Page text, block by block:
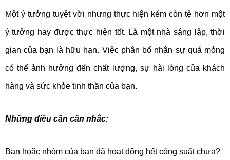
Một ý tưởng tuyệt vời nhưng thực hiện kém còn tệ hơn một
ý tưởng hay được thực hiện tốt. Là một nhà sáng lập, thời
gian của bạn là hữu hạn. Việc phân bổ nhân sự quá mỏng
có thể ảnh hưởng đến chất lượng, sự hài lòng của khách
hàng và sức khỏe tinh thần của bạn.
Những điều cần cân nhắc:
Bạn hoặc nhóm của bạn đã hoạt động hết công suất chưa?